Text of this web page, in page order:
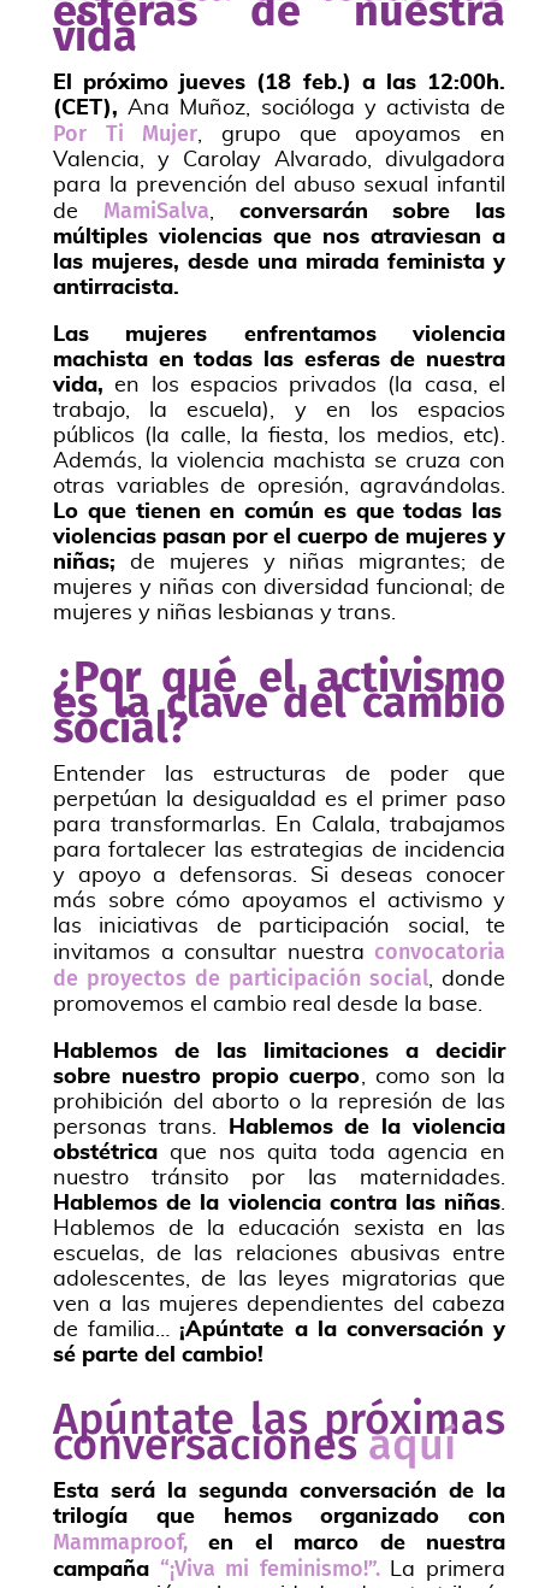
esferas de nuestra
vida
El próximo jueves (18 feb.) a las 12:00h.
(CET), Ana Muñoz, socióloga y activista de
Por Ti Mujer, grupo que apoyamos en
Valencia, y Carolay Alvarado, divulgadora
para la prevención del abuso sexual infantil
de MamiSalva, conversarán sobre las
múltiples violencias que nos atraviesan a
las mujeres, desde una mirada feminista y
antirracista.
Las mujeres enfrentamos violencia
machista en todas las esferas de nuestra
vida, en los espacios privados (la casa, el
trabajo, la escuela), y en los espacios
públicos (la calle, la fiesta, los medios, etc).
Además, la violencia machista se cruza con
otras variables de opresión, agravándolas.
Lo que tienen en común es que todas las
violencias pasan por el cuerpo de mujeres y
niñas; de mujeres y niñas migrantes; de
mujeres y niñas con diversidad funcional; de
mujeres y niñas lesbianas y trans.
¿Por qué el activismo
es la clave del cambio
social?
Entender las estructuras de poder que
perpetúan la desigualdad es el primer paso
para transformarlas. En Calala, trabajamos
para fortalecer las estrategias de incidencia
y apoyo a defensoras. Si deseas conocer
más sobre cómo apoyamos el activismo y
las iniciativas de participación social, te
invitamos a consultar nuestra convocatoria
de proyectos de participación social, donde
promovemos el cambio real desde la base.
Hablemos de las limitaciones a decidir
sobre nuestro propio cuerpo, como son la
prohibición del aborto o la represión de las
personas trans.
Hablemos de la violencia
obstétrica que nos quita toda agencia en
nuestro tránsito por las maternidades.
Hablemos de la violencia contra las niñas.
Hablemos de la educación sexista en las
escuelas, de las relaciones abusivas entre
adolescentes, de las leyes migratorias que
ven a las mujeres dependientes del cabeza
de familia…¡Apúntate a la conversación y
sé parte del cambio!
Apúntate las próximas
conversacionesaquí
Esta será la segunda conversación de la
trilogía que hemos organizado con
Mammaproof, en el marco de nuestra
campaña “¡Viva mi feminismo!”.La primera